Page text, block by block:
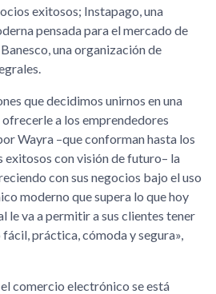
exitosos; Instapago, una
pensada para el mercado de
una organización de
que decidimos unirnos en una
a los emprendedores
Wayra –que conforman hasta los
con visión de futuro– la
con sus negocios bajo el uso
moderno que supera lo que hoy
le va a permitir a sus clientes tener
práctica, cómoda y segura»,
comercio electrónico se está